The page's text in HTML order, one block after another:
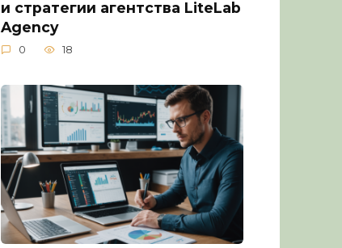
и стратегии агентства LiteLab
Agency
0 18